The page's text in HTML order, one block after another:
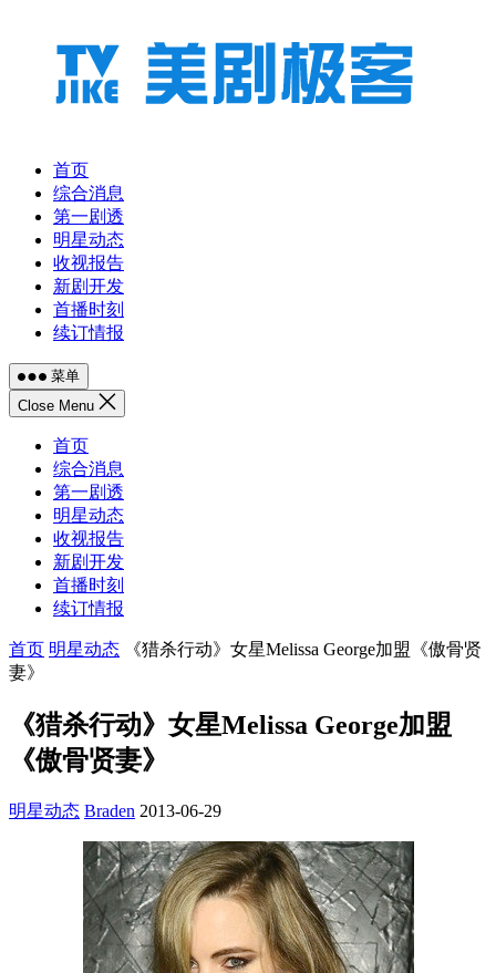
首页
综合消息
第一剧透
明星动态
收视报告
新剧开发
首播时刻
续订情报
菜单
Close Menu
首页
综合消息
第一剧透
明星动态
收视报告
新剧开发
首播时刻
续订情报
首页 明星动态
《猎杀行动》女星Melissa George加盟《傲骨贤
妻》
《猎杀行动》女星Melissa George加盟
《傲骨贤妻》
明星动态 Braden 2013-06-29